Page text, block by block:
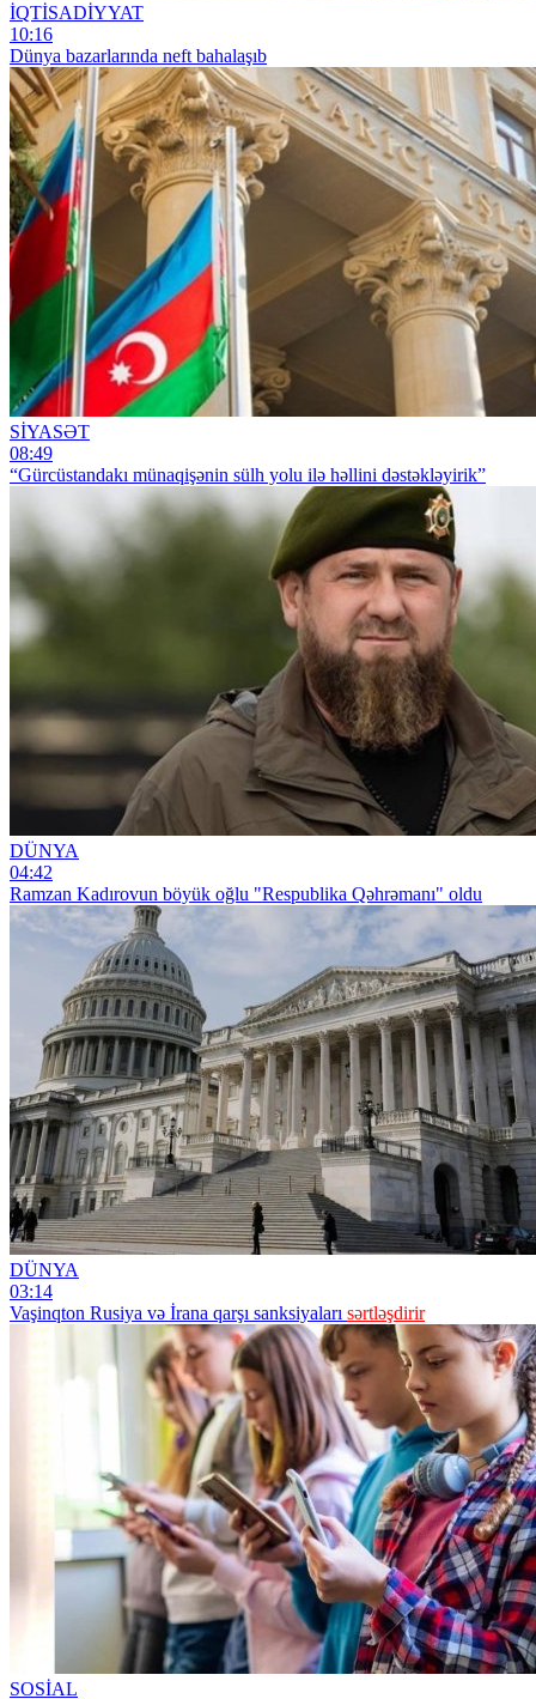
İQTİSADİYYAT
10:16
Dünya bazarlarında neft bahalaşıb
SİYASƏT
08:49
“Gürcüstandakı münaqişənin sülh yolu ilə həllini dəstəkləyirik”
DÜNYA
04:42
Ramzan Kadırovun böyük oğlu "Respublika Qəhrəmanı" oldu
DÜNYA
03:14
Vaşinqton Rusiya və İrana qarşı sanksiyaları sərtləşdirir
SOSİAL